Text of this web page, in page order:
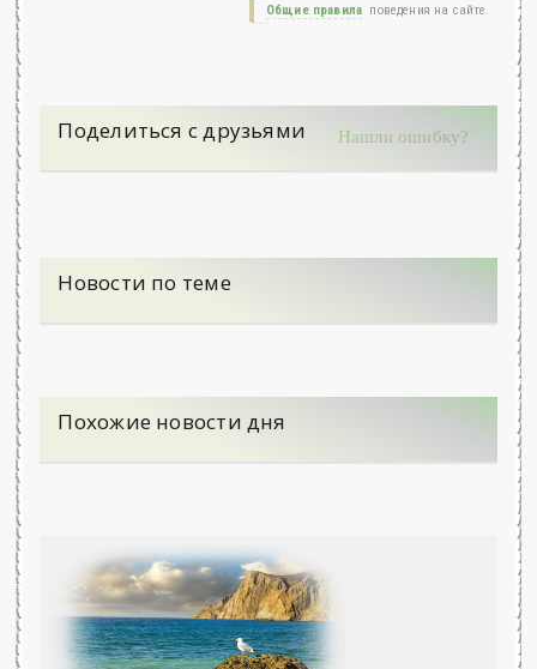
Общие правила поведения на сайте.
Поделиться с друзьями Нашли ошибку?
Новости по теме
Похожие новости дня